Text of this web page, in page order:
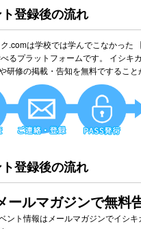
参加
ーに参加
登録後の流れ
.comは学校では学んでこなかった
るプラットフォームです。 イシキ
研修の掲載・告知を無料ですること
登録後の流れ
ールマガジンで無料
ント情報はメールマガジンでイシ